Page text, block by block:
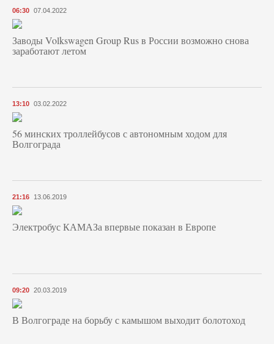
06:30 07.04.2022
Заводы Volkswagen Group Rus в России возможно снова
заработают летом
13:10 03.02.2022
56 минских троллейбусов с автономным ходом для
Волгограда
21:16 13.06.2019
Электробус КАМАЗа впервые показан в Европе
09:20 20.03.2019
В Волгограде на борьбу с камышом выходит болотоход